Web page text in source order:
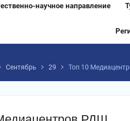
научное направление
Сентябрь 29 Топ 10